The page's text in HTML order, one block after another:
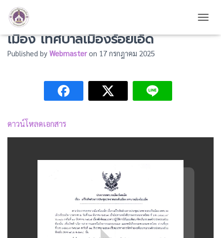
แก้ไขสัดส่วนการประชุมประชาคมระดับ
เมือง เทศบาลเมืองร้อยเอ็ด
Published by Webmasteron 17 กรกฎาคม 2025
ดาวน์โหลดเอกสาร